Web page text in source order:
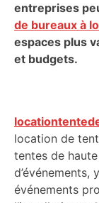
entreprises
de bureaux à
espaces plus
et budgets.
location de
tentes de
d’événements,
événements